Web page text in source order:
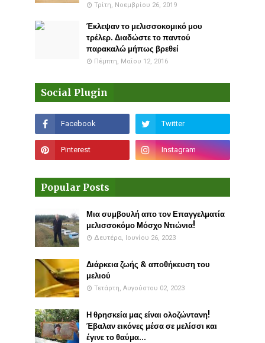
Τρίτη, Νοεμβρίου 26, 2019
Έκλεψαν το μελισσοκομικό μου
τρέλερ. Διαδώστε το παντού
παρακαλώ μήπως βρεθεί
Πέμπτη, Μαΐου 12, 2016
Social Plugin
Popular Posts
Μια συμβουλή απο τον Επαγγελματία
μελισσοκόμο Μόσχο Ντιώνια!
Δευτέρα, Ιουνίου 26, 2023
Διάρκεια ζωής & αποθήκευση του
μελιού
Τετάρτη, Αυγούστου 02, 2023
Η θρησκεία μας είναι ολοζώντανη!
Έβαλαν εικόνες μέσα σε μελίσσι και
έγινε το θαύμα...